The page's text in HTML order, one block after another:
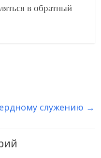
в обратный
служению →